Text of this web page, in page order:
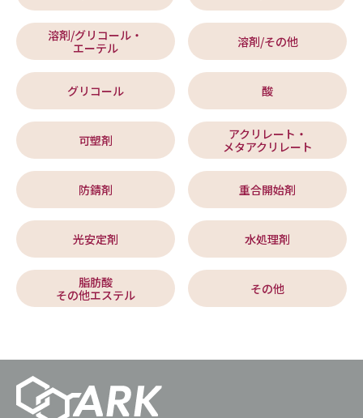
溶剤/グリコール・
エーテル
溶剤/その他
グリコール 酸
可塑剤
アクリレート・
メタアクリレート
防錆剤 重合開始剤
光安定剤 水処理剤
脂肪酸
その他エステル
その他